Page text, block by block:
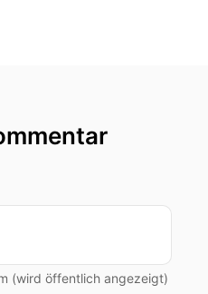
(wird öffentlich angezeigt)